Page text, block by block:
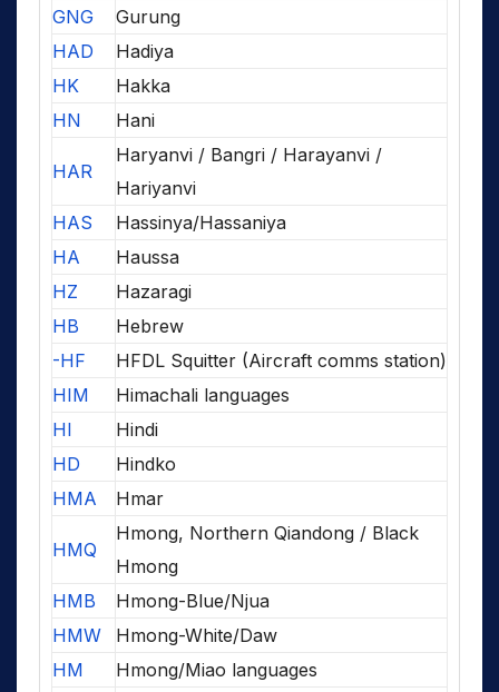
GNG
Gurung
HAD
Hadiya
HK
Hakka
HN
Hani
HAR
Haryanvi / Bangri / Harayanvi /
Hariyanvi
HAS
Hassinya/Hassaniya
HA
Haussa
HZ
Hazaragi
HB
Hebrew
-HF
HFDL Squitter (Aircraft comms station)
HIM
Himachali languages
HI
Hindi
HD
Hindko
HMA
Hmar
HMQ
Hmong, Northern Qiandong / Black
Hmong
HMB
Hmong-Blue/Njua
HMW
Hmong-White/Daw
HM
Hmong/Miao languages